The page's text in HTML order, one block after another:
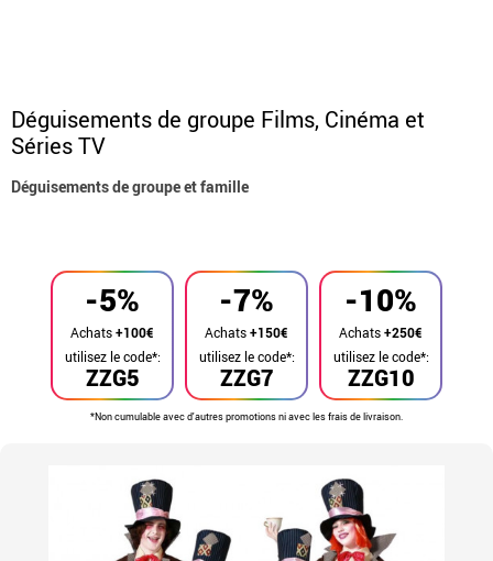
Déguisements de groupe Films, Cinéma et
Séries TV
Déguisements de groupe et famille
-5%
Achats+100€
ZZG5
utilisez le code*:
-7%
Achats+150€
ZZG7
utilisez le code*:
-10%
Achats+250€
ZZG10
utilisez le code*:
*Non cumulable avec d'autres promotions ni avec les frais de livraison.